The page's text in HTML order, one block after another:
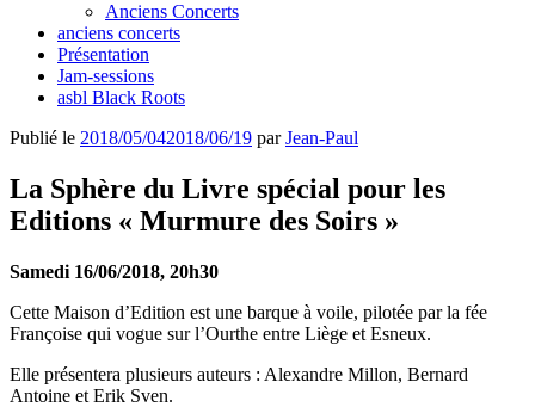
Anciens Concerts
anciens concerts
Présentation
Jam-sessions
asbl Black Roots
Publié le 2018/05/042018/06/19 parJean-Paul
La Sphère du Livre spécial pour les
Editions « Murmure des Soirs »
Samedi 16/06/2018, 20h30
Cette Maison d’Edition est une barque à voile, pilotée par la fée
Françoise qui vogue sur l’Ourthe entre Liège et Esneux.
Elle présentera plusieurs auteurs : Alexandre Millon, Bernard
Antoine et Erik Sven.